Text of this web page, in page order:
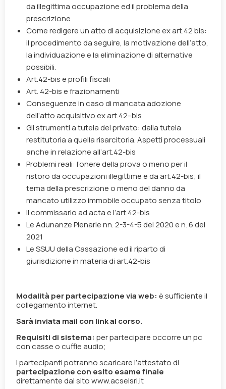
da illegittima occupazione ed il problema della
prescrizione
Come redigere un atto di acquisizione ex art.42 bis:
il procedimento da seguire, la motivazione dell’atto,
la individuazione e la eliminazione di alternative
possibili.
Art.42-bis e profili fiscali
Art. 42-bis e frazionamenti
Conseguenze in caso di mancata adozione
dell’atto acquisitivo ex art.42–bis
Gli strumenti a tutela del privato: dalla tutela
restitutoria a quella risarcitoria. Aspetti processuali
anche in relazione all’art.42-bis
Problemi reali: l’onere della prova o meno per il
ristoro da occupazioni illegittime e da art.42-bis; il
tema della prescrizione o meno del danno da
mancato utilizzo immobile occupato senza titolo
Il commissario ad acta e l’art.42-bis
Le Adunanze Plenarie nn. 2-3-4-5 del 2020 e n. 6 del
2021
Le SSUU della Cassazione ed il riparto di
giurisdizione in materia di art.42-bis
Modalità per partecipazione via web:è sufficiente il
collegamento internet.
Sarà inviata mail con link al corso.
Requisiti di sistema:per partecipare occorre un pc
con casse o cuffie audio;
I partecipanti potranno scaricare l’attestato di
partecipazione con esito esame finale
direttamente dal sito www.acselsrl.it